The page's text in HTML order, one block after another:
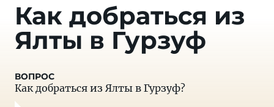
Как добраться из
Ялты в Гурзуф
Как добраться из Ялты в Гурзуф?